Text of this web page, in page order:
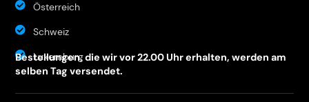
Österreich
Schweiz
Luxemburg
Bestellungen, die wir vor 22.00 Uhr erhalten, werden am
selben Tag versendet.